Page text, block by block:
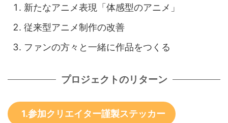
新たなアニメ表現「体感型のアニメ」
従来型アニメ制作の改善
ファンの方々と一緒に作品をつくる
プロジェクトのリターン
1.参加クリエイター謹製ステッカー